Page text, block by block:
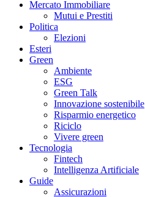
Mercato Immobiliare
Mutui e Prestiti
Politica
Elezioni
Esteri
Green
Ambiente
ESG
Green Talk
Innovazione sostenibile
Risparmio energetico
Riciclo
Vivere green
Tecnologia
Fintech
Intelligenza Artificiale
Guide
Assicurazioni